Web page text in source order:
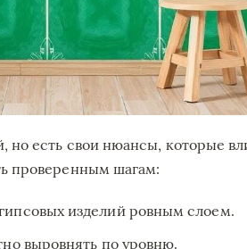
но есть свои нюансы, которые
проверенным шагам:
изделий ровным слоем.
выровнять по уровню.